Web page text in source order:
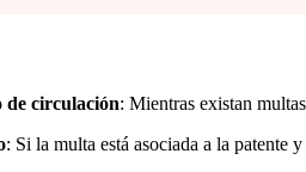
de circulación: Mientras existan
: Si la multa está asociada a la patente